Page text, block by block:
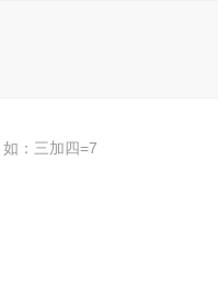
：三加四=7